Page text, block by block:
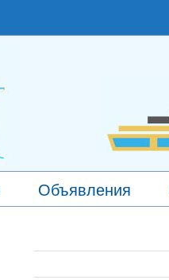
Объявления